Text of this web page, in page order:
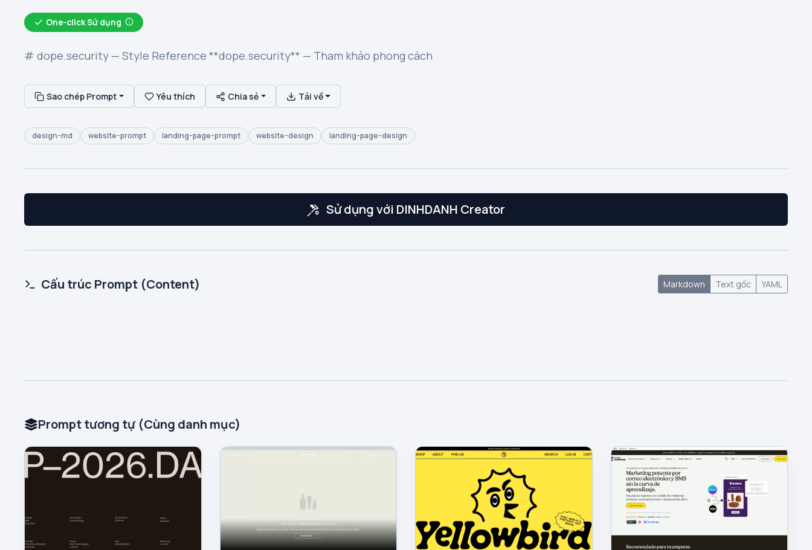
One-click Sử dụng
# dope.security — Style Reference **dope.security** — Tham khảo phong cách
Sao chép Prompt Yêu thích Chia sẻ Tải về
design-md website-prompt landing-page-prompt website-design landing-page-design
Sử dụng với DINHDANH Creator
Cấu trúc Prompt (Content) Markdown Text gốc YAML
Prompt tương tự (Cùng danh mục)